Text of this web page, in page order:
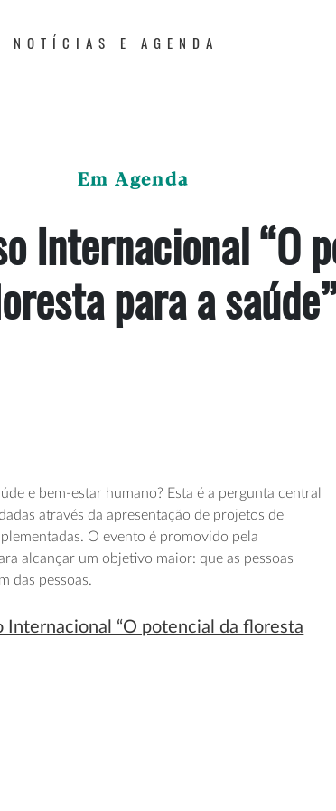
NOTÍCIAS E AGENDA
Em Agenda
Internacional “O
para a saúde”
e bem-estar humano? Esta é a pergunta central
através da apresentação de projetos de
O evento é promovido pela
alcançar um objetivo maior: que as pessoas
das pessoas.
Internacional “O potencial da floresta